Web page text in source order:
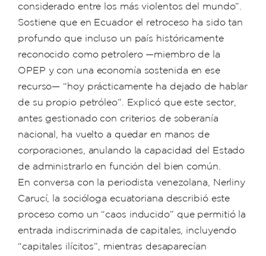
considerado entre los más violentos del mundo”.
Sostiene que en Ecuador el retroceso ha sido tan
profundo que incluso un país históricamente
reconocido como petrolero —miembro de la
OPEP y con una economía sostenida en ese
recurso— “hoy prácticamente ha dejado de hablar
de su propio petróleo”. Explicó que este sector,
antes gestionado con criterios de soberanía
nacional, ha vuelto a quedar en manos de
corporaciones, anulando la capacidad del Estado
de administrarlo en función del bien común.
En conversa con la periodista venezolana, Nerliny
Carucí, la socióloga ecuatoriana describió este
proceso como un “caos inducido” que permitió la
entrada indiscriminada de capitales, incluyendo
“capitales ilícitos”, mientras desaparecían